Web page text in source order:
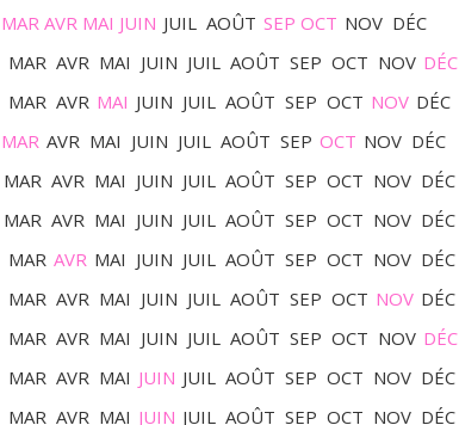
MAR AVR MAI JUIN JUIL AOÛT SEP OCT NOV DÉC
MAR AVR MAI JUIN JUIL AOÛT SEP OCT NOV DÉC
MAR AVR MAI JUIN JUIL AOÛT SEP OCT NOV DÉC
MAR AVR MAI JUIN JUIL AOÛT SEP OCT NOV DÉC
MAR AVR MAI JUIN JUIL AOÛT SEP OCT NOV DÉC
MAR AVR MAI JUIN JUIL AOÛT SEP OCT NOV DÉC
MAR AVR MAI JUIN JUIL AOÛT SEP OCT NOV DÉC
MAR AVR MAI JUIN JUIL AOÛT SEP OCT NOV DÉC
MAR AVR MAI JUIN JUIL AOÛT SEP OCT NOV DÉC
MAR AVR MAI JUIN JUIL AOÛT SEP OCT NOV DÉC
MAR AVR MAI JUIN JUIL AOÛT SEP OCT NOV DÉC